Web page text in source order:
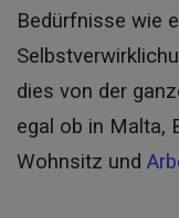
Bedürfnisse wie
dies von der
egal ob in Malta,
Wohnsitz und